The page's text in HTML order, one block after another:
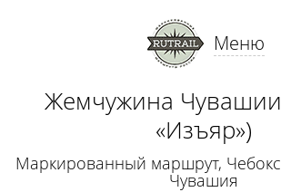
Меню
Жемчужина
«Изъяр»)
Маркированный маршрут,
Чувашия